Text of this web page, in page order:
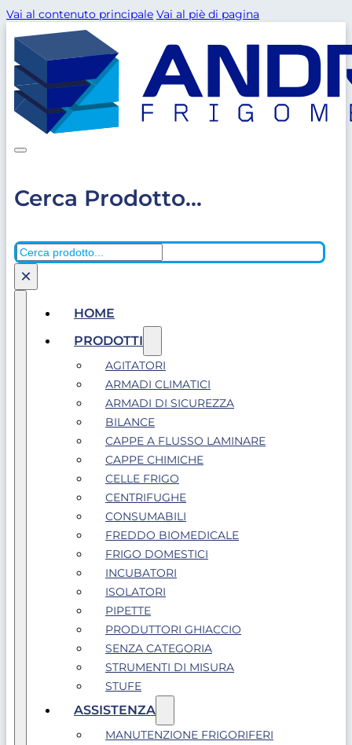
Vai al contenuto principale Vai al piè di pagina
Cerca Prodotto...
Cerca
×
HOME
PRODOTTI
AGITATORI
ARMADI CLIMATICI
ARMADI DI SICUREZZA
BILANCE
CAPPE A FLUSSO LAMINARE
CAPPE CHIMICHE
CELLE FRIGO
CENTRIFUGHE
CONSUMABILI
FREDDO BIOMEDICALE
FRIGO DOMESTICI
INCUBATORI
ISOLATORI
PIPETTE
PRODUTTORI GHIACCIO
SENZA CATEGORIA
STRUMENTI DI MISURA
STUFE
ASSISTENZA
MANUTENZIONE FRIGORIFERI